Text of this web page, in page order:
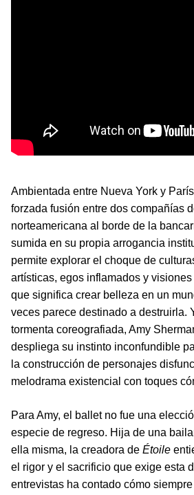
Ambientada entre Nueva York y
forzada fusión entre dos compañías
norteamericana al borde de la
sumida en su propia arrogancia
permite explorar el choque de
artísticas, egos inflamados y
que significa crear belleza en un
veces parece destinado a destruirla.
tormenta coreografiada, Amy
despliega su instinto inconfundible
la construcción de personajes
melodrama existencial con toques
Para Amy, el ballet no fue una
especie de regreso. Hija de una
ella misma, la creadora de Étoile
el rigor y el sacrificio que exige esta
entrevistas ha contado cómo